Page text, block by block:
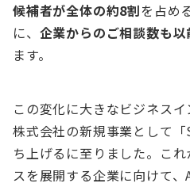
候補者が全体の約8割を占め
に、 企業からのご相談数も
ます。
この変化に大きなビジネス
株式会社の新規事業として
ち上げるに至りました。こ
スを展開する企業に向けて